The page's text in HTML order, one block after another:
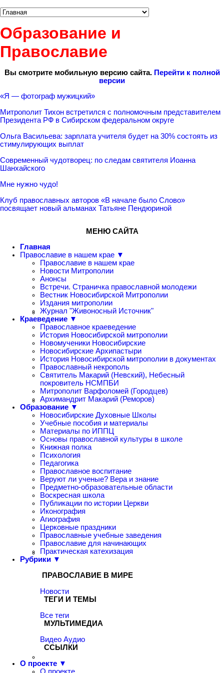
Образование и
Православие
Вы смотрите мобильную версию сайта. Перейти к полной
версии
«Я — фотограф мужицкий»
Митрополит Тихон встретился с полномочным представителем
Президента РФ в Сибирском федеральном округе
Ольга Васильева: зарплата учителя будет на 30% состоять из
стимулирующих выплат
Современный чудотворец: по следам святителя Иоанна
Шанхайского
Мне нужно чудо!
Клуб православных авторов «В начале было Слово»
посвящает новый альманах Татьяне Пендюриной
МЕНЮ САЙТА
Главная
Православие в нашем крае ▼
Православие в нашем крае
Новости Митрополии
Анонсы
Встречи. Страничка православной молодежи
Вестник Новосибирской Митрополии
Издания митрополии
Журнал "Живоносный Источник"
Краеведение ▼
Православное краеведение
История Новосибирской митрополии
Новомученики Новосибирские
Новосибирские Архипастыри
История Новосибирской митрополии в документах
Православный некрополь
Святитель Макарий (Невский), Небесный
покровитель НСМПБИ
Митрополит Варфоломей (Городцев)
Архимандрит Макарий (Реморов)
Образование ▼
Новосибирские Духовные Школы
Учебные пособия и материалы
Материалы по ИППЦ
Основы православной культуры в школе
Книжная полка
Психология
Педагогика
Православное воспитание
Веруют ли ученые? Вера и знание
Предметно-образовательные области
Воскресная школа
Публикации по истории Церкви
Иконография
Агиография
Церковные праздники
Православные учебные заведения
Православие для начинающих
Практическая катехизация
Рубрики ▼
ПРАВОСЛАВИЕ В МИРЕ
Новости
ТЕГИ И ТЕМЫ
Все теги
МУЛЬТИМЕДИА
Видео Аудио
ССЫЛКИ
О проекте ▼